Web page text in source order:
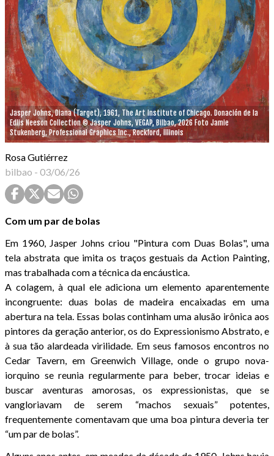
Jasper Johns, Diana (Target), 1961, The Art Institute of Chicago. Donación de la
Edlis Neeson Collection © Jasper Johns, VEGAP, Bilbao, 2026 Foto Jamie
Stukenberg, Professional Graphics Inc., Rockford, Illinois
Rosa Gutiérrez
bilbao - 03/06/26
Com um par de bolas
Em 1960, Jasper Johns criou "Pintura com Duas Bolas", uma
tela abstrata que imita os traços gestuais da Action Painting,
mas trabalhada com a técnica da encáustica.
A colagem, à qual ele adiciona um elemento aparentemente
incongruente: duas bolas de madeira encaixadas em uma
abertura na tela. Essas bolas continham uma alusão irônica aos
pintores da geração anterior, os do Expressionismo Abstrato, e
à sua tão alardeada virilidade. Em seus famosos encontros no
Cedar Tavern, em Greenwich Village, onde o grupo nova-
iorquino se reunia regularmente para beber, trocar ideias e
buscar aventuras amorosas, os expressionistas, que se
vangloriavam de serem “machos sexuais” potentes,
frequentemente comentavam que uma boa pintura deveria ter
“um par de bolas”.